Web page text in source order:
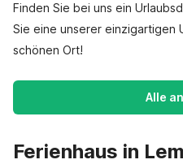
Finden Sie bei uns ein
Sie eine unserer einzigartigen
schönen Ort!
Alle
Ferienhaus in